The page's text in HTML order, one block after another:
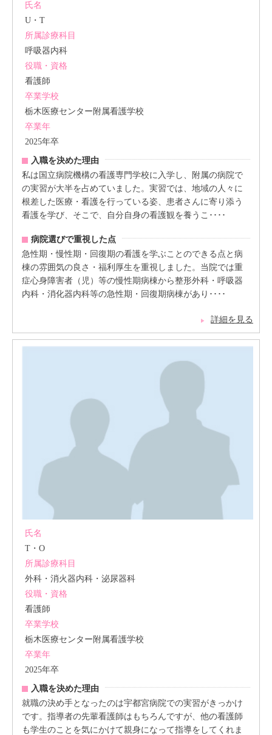
氏名
U・T
所属診療科目
呼吸器内科
役職・資格
看護師
卒業学校
栃木医療センター附属看護学校
卒業年
2025年卒
入職を決めた理由
私は国立病院機構の看護専門学校に入学し、附属の病院で
の実習が大半を占めていました。実習では、地域の人々に
根差した医療・看護を行っている姿、患者さんに寄り添う
看護を学び、そこで、自分自身の看護観を養うこ････
病院選びで重視した点
急性期・慢性期・回復期の看護を学ぶことのできる点と病
棟の雰囲気の良さ・福利厚生を重視しました。当院では重
症心身障害者（児）等の慢性期病棟から整形外科・呼吸器
内科・消化器内科等の急性期・回復期病棟があり････
詳細を見る
氏名
T・O
所属診療科目
外科・消火器内科・泌尿器科
役職・資格
看護師
卒業学校
栃木医療センター附属看護学校
卒業年
2025年卒
入職を決めた理由
就職の決め手となったのは宇都宮病院での実習がきっかけ
です。指導者の先輩看護師はもちろんですが、他の看護師
も学生のことを気にかけて親身になって指導をしてくれま